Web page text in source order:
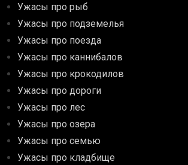
Ужасы про рыб
Ужасы про подземелья
Ужасы про поезда
Ужасы про каннибалов
Ужасы про крокодилов
Ужасы про дороги
Ужасы про лес
Ужасы про озера
Ужасы про семью
Ужасы про кладбище